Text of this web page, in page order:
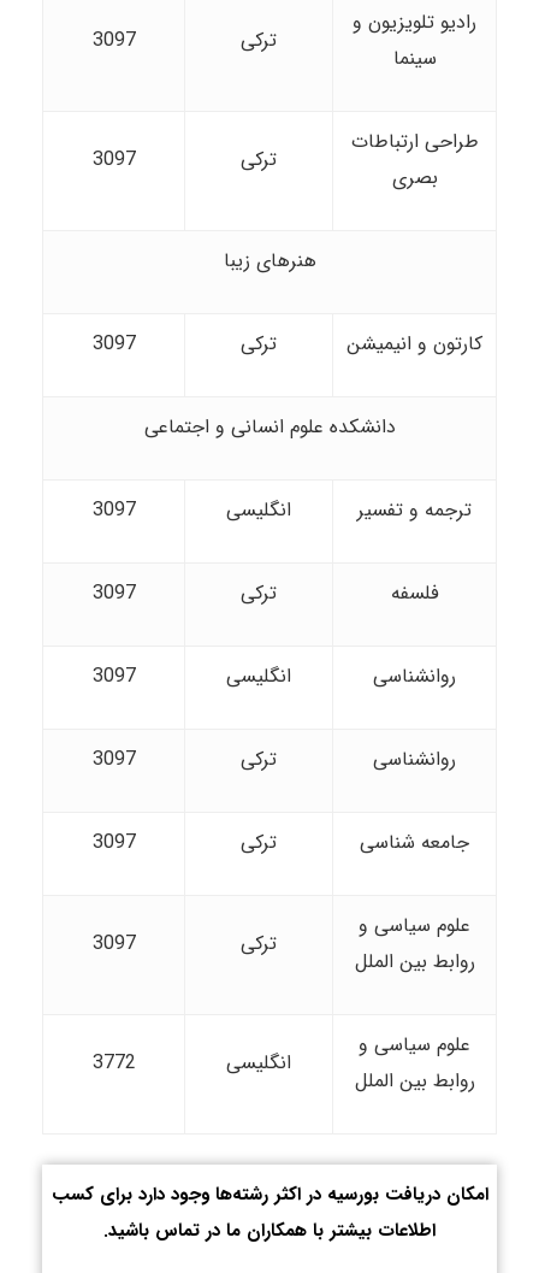
رادیو تلویزیون و
سینما
ترکی 3097
طراحی ارتباطات
بصری
ترکی 3097
هنرهای زیبا
کارتون و انیمیشن ترکی 3097
دانشکده علوم انسانی و اجتماعی
ترجمه و تفسیر انگلیسی 3097
فلسفه ترکی 3097
روانشناسی انگلیسی 3097
روانشناسی ترکی 3097
جامعه شناسی ترکی 3097
علوم سیاسی و
روابط بین الملل
ترکی 3097
علوم سیاسی و
روابط بین الملل
انگلیسی 3772
امکان دریافت بورسیه در اکثر رشته‌ها وجود دارد برای کسب
اطلاعات بیشتر با همکاران ما در تماس باشید.